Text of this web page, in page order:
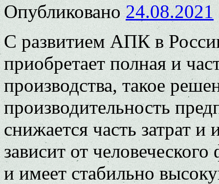
Опубликовано 24.08.2021
С развитием АПК в
приобретает полная и
производства, такое
производительность
снижается часть затрат
зависит от
и имеет стабильно